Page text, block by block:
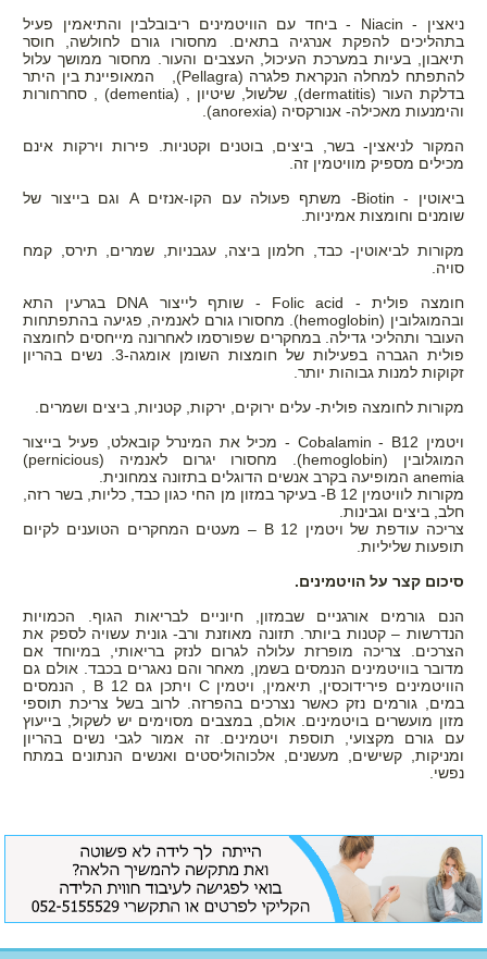
ניאצין - Niacin - ביחד עם הוויטמינים ריבובלבין והתיאמין פעיל
בתהליכים להפקת אנרגיה בתאים. מחסורו גורם לחולשה, חוסר
תיאבון, בעיות במערכת העיכול, העצבים והעור. מחסור ממושך עלול
להתפתח למחלה הנקראת פלגרה (Pellagra), המאופיינת בין היתר
בדלקת העור (dermatitis), שלשול, שיטיון , (dementia), סחרחורות
והימנעות מאכילה- אנורקסיה ((anorexia
.
המקור לניאצין- בשר, ביצים, בוטנים וקטניות. פירות וירקות אינם
מכילים מספיק מוויטמין זה.
ביאוטין -Biotin- משתף פעולה עם הקו-אנזיםA וגם בייצור של
שומנים וחומצות אמיניות.
מקורות לביאוטין- כבד, חלמון ביצה, עגבניות, שמרים, תירס, קמח
סויה.
חומצה פולית - Folic acid - שותף לייצורDNA בגרעין התא
ובהמוגלובין (hemoglobin). מחסורו גורם לאנמיה, פגיעה בהתפתחות
העובר ותהליכי גדילה. במחקרים שפורסמו לאחרונה מייחסים לחומצה
פולית הגברה בפעילות של חומצות השומן אומגה-3. נשים בהריון
זקוקות למנות גבוהות יותר.
מקורות לחומצה פולית- עלים ירוקים, ירקות, קטניות, ביצים ושמרים.
ויטמין 12
B
Cobalamin - - מכיל את המינרל קובאלט, פעיל בייצור
המוגלובין (hemoglobin). מחסורו יגרום לאנמיה ((pernicious
anemia המופיעה בקרב אנשים הדוגלים בתזונה צמחונית.
מקורות לוויטמין 12
B- בעיקר במזון מן החי כגון כבד, כליות, בשר רזה,
חלב, ביצים וגבינות.
צריכה עודפת של ויטמין 12
B – מעטים המחקרים הטוענים לקיום
תופעות שליליות.
סיכום קצר על הויטמינים.
הנם גורמים אורגניים שבמזון, חיוניים לבריאות הגוף. הכמויות
הנדרשות – קטנות ביותר. תזונה מאוזנת ורב- גונית עשויה לספק את
הצרכים. צריכה מופרזת עלולה לגרום לנזק בריאותי, במיוחד אם
מדובר בוויטמינים הנמסים בשמן, מאחר והם נאגרים בכבד. אולם גם
הוויטמינים פירידוכסין, תיאמין, ויטמיןC ויתכן גם 12 B , הנמסים
במים, גורמים נזק כאשר נצרכים בהפרזה. לרוב בשל צריכת תוספי
מזון מועשרים בויטמינים. אולם, במצבים מסוימים יש לשקול, בייעוץ
עם גורם מקצועי, תוספת ויטמינים. זה אמור לגבי נשים בהריון
ומניקות, קשישים, מעשנים, אלכוהוליסטים ואנשים הנתונים במתח
נפשי.